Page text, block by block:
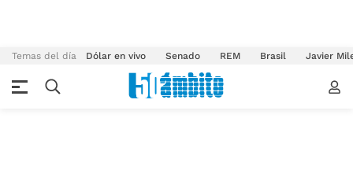
Temas del día Dólar en vivo Senado REM Brasil Javier